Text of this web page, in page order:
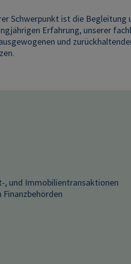
Schwerpunkt ist die
Erfahrung, unserer
und
, und Immobilientransaktionen